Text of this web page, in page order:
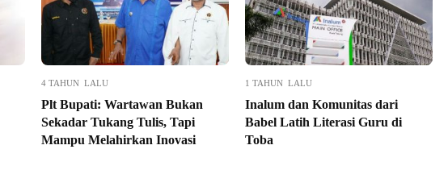
4 TAHUN LALU
Plt Bupati: Wartawan Bukan
Sekadar Tukang Tulis, Tapi
Mampu Melahirkan Inovasi
1 TAHUN LALU
Inalum dan Komunitas dari
Babel Latih Literasi Guru di
Toba